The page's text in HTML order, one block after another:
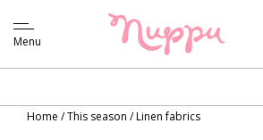
Menu
Home /This season /Linen fabrics